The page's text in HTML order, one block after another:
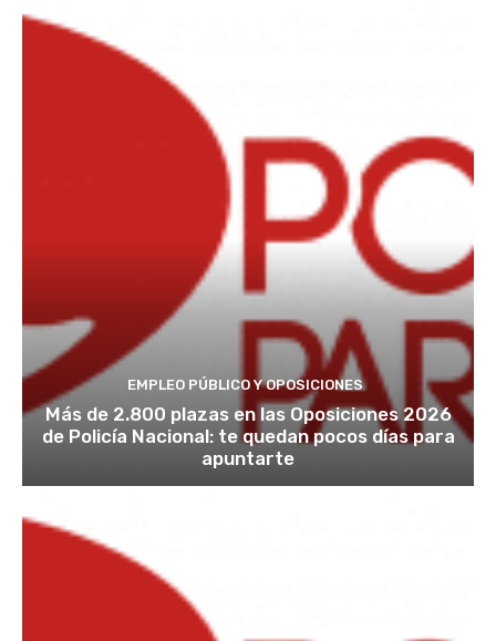
EMPLEO PÚBLICO Y OPOSICIONES
Más de 2.800 plazas en las Oposiciones 2026
de Policía Nacional: te quedan pocos días para
apuntarte